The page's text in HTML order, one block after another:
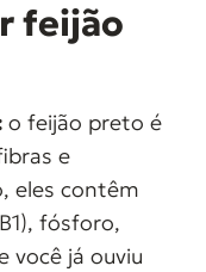
feijão
o feijão preto é
e
eles contêm
fósforo,
você já ouviu